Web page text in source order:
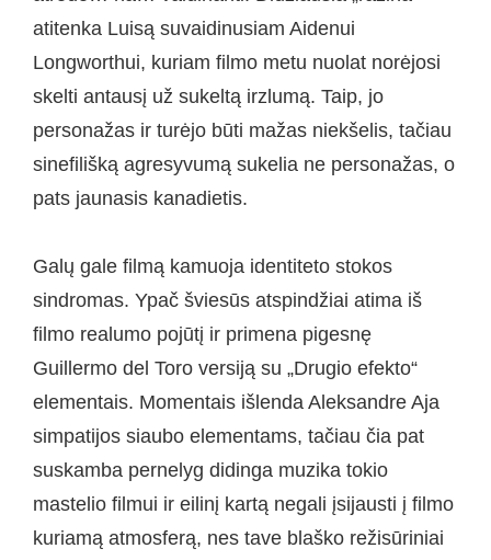
atitenka Luisą suvaidinusiam Aidenui
Longworthui, kuriam filmo metu nuolat norėjosi
skelti antausį už sukeltą irzlumą. Taip, jo
personažas ir turėjo būti mažas niekšelis, tačiau
sinefilišką agresyvumą sukelia ne personažas, o
pats jaunasis kanadietis.
Galų gale filmą kamuoja identiteto stokos
sindromas. Ypač šviesūs atspindžiai atima iš
filmo realumo pojūtį ir primena pigesnę
Guillermo del Toro versiją su „Drugio efekto“
elementais. Momentais išlenda Aleksandre Aja
simpatijos siaubo elementams, tačiau čia pat
suskamba pernelyg didinga muzika tokio
mastelio filmui ir eilinį kartą negali įsijausti į filmo
kuriamą atmosferą, nes tave blaško režisūriniai